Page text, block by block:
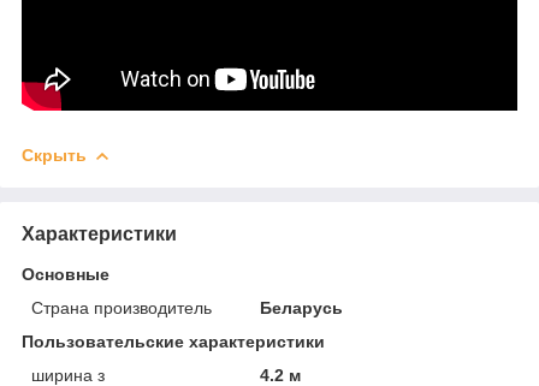
Скрыть
Характеристики
Основные
Страна производитель
Беларусь
Пользовательские характеристики
ширина з
4.2 м